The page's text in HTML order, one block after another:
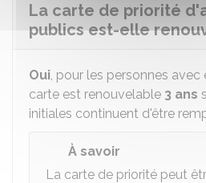
La carte de priorité
publics est-elle
Oui, pour les personnes avec
carte est renouvelable 3 ans
initiales continuent d'être
À savoir
La carte de priorité peut